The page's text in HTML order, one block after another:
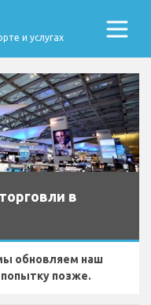
и услугах
в
обновляем наш
позже.